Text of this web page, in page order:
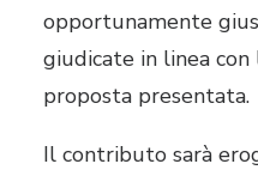
opportunamente
giudicate in linea
proposta presentata.
Il contributo sarà